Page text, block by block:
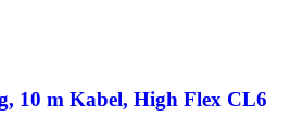
10 m Kabel, High Flex CL6